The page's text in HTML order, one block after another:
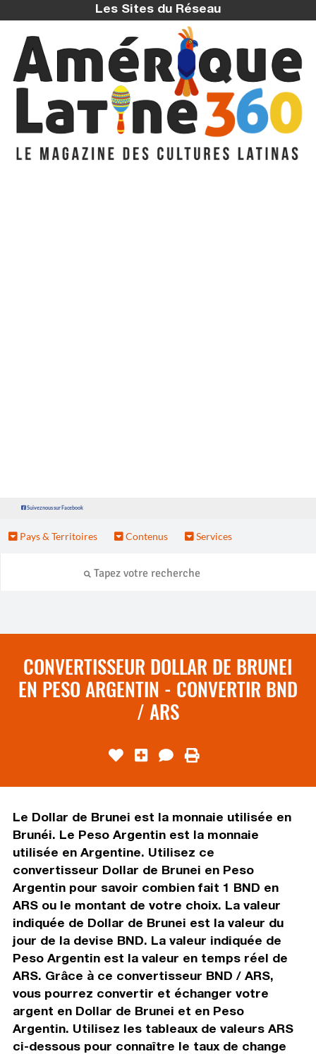
Les Sites du Réseau
Suivez nous sur Facebook
Pays & Territoires Contenus Services
CONVERTISSEUR DOLLAR DE BRUNEI
EN PESO ARGENTIN - CONVERTIR BND
/ ARS
Le Dollar de Brunei est la monnaie utilisée en
Brunéi. Le Peso Argentin est la monnaie
utilisée en Argentine. Utilisez ce
convertisseur Dollar de Brunei en Peso
Argentin pour savoir combien fait 1 BND en
ARS ou le montant de votre choix. La valeur
indiquée de Dollar de Brunei est la valeur du
jour de la devise BND. La valeur indiquée de
Peso Argentin est la valeur en temps réel de
ARS. Grâce à ce convertisseur BND / ARS,
vous pourrez convertir et échanger votre
argent en Dollar de Brunei et en Peso
Argentin. Utilisez les tableaux de valeurs ARS
ci-dessous pour connaître le taux de change